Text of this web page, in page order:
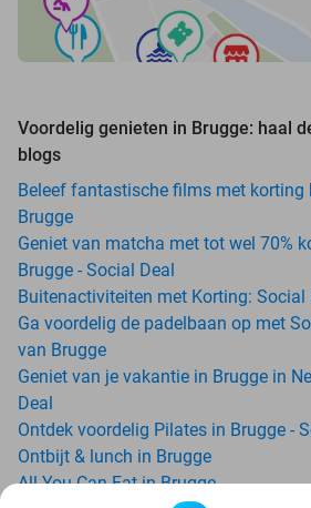
Voordelig genieten in Brugge: haal
blogs
Beleef fantastische films met korting
Brugge
Geniet van matcha met tot wel 70%
Brugge - Social Deal
Buitenactiviteiten met Korting: Social
Ga voordelig de padelbaan op met
van Brugge
Geniet van je vakantie in Brugge in
Deal
Ontdek voordelig Pilates in Brugge -
Ontbijt & lunch in Brugge
All-You-Can-Eat in Brugge